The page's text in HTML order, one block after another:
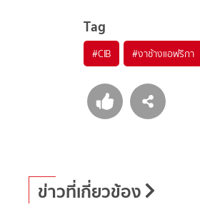
Tag
#CIB #งาช้างแอฟริกา
ข่าวที่เกี่ยวข้อง